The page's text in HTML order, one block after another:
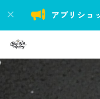
アプリショ